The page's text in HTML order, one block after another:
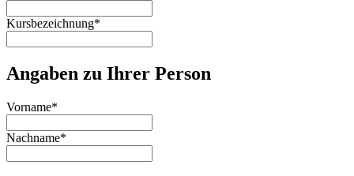
Kursbezeichnung*
Angaben zu Ihrer Person
Vorname*
Nachname*